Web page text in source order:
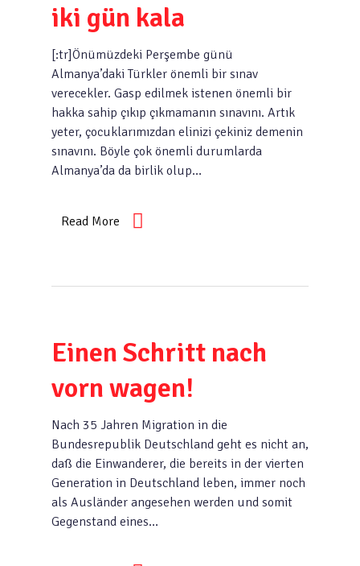
iki gün kala
[:tr]Önümüzdeki Perşembe günü
Almanya’daki Türkler önemli bir sınav
verecekler. Gasp edilmek istenen önemli bir
hakka sahip çıkıp çıkmamanın sınavını. Artık
yeter, çocuklarımızdan elinizi çekiniz demenin
sınavını. Böyle çok önemli durumlarda
Almanya’da da birlik olup…
Read More
Einen Schritt nach
vorn wagen!
Nach 35 Jahren Migration in die
Bundesrepublik Deutschland geht es nicht an,
daß die Einwanderer, die bereits in der vierten
Generation in Deutschland leben, immer noch
als Ausländer angesehen werden und somit
Gegenstand eines…